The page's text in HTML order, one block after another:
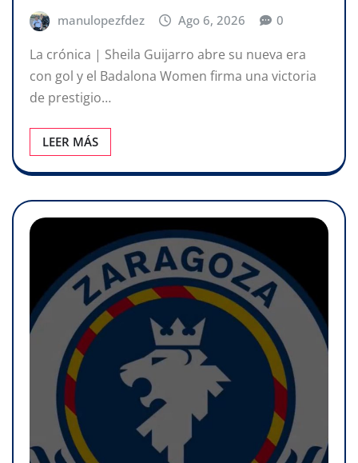
manulopezfdez Ago 6, 2026 0
La crónica | Sheila Guijarro abre su nueva era
con gol y el Badalona Women firma una victoria
de prestigio…
LEER MÁS